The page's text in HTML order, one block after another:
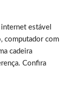
estável
computador com
cadeira
Confira